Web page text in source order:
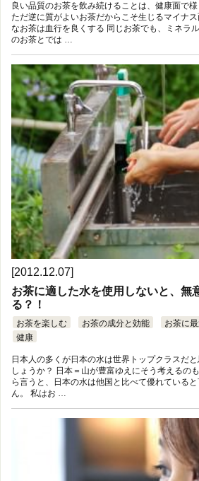
良い品質のお茶を飲み続けることは、健康面で様
ただ逆に質がよいお茶だからこそ生じるマイナ
なお茶は血行を良くする 同じお茶でも、ミネラ
のお茶とでは …
[2012.12.07]
お茶に適した水を使用しないと、無
る？！
お茶を楽しむ お茶の成分と効能 お茶に
健康
日本人の多くが日本の水は世界トップクラスだ
しょうか？ 日本＝山が豊富ゆえにそう考えるの
ら言うと、日本の水は他国と比べて優れている
ん。 私はお …